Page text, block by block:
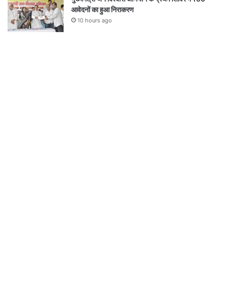
आवेदनों का हुआ निराकरण
10 hours ago